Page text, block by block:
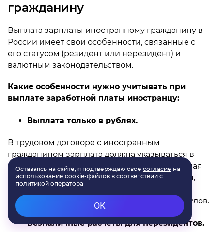
гражданину
Выплата зарплаты иностранному гражданину в
России имеет свои особенности, связанные с
его статусом (резидент или нерезидент) и
валютным законодательством.
Какие особенности нужно учитывать при
выплате заработной платы иностранцу:
Выплата только в рублях.
В трудовом договоре с иностранным
гражданином зарплата должна указываться в
российских рублях. Выплачивается заработная
плата тоже в рублях, однако есть исключения,
которые распространяются на дипломатов,
сотрудников зарубежных госорганов и консулов.
Безналичные расчеты для нерезидентов.